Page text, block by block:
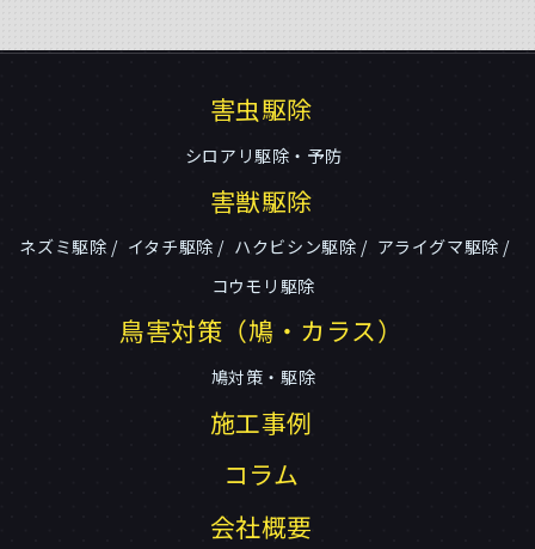
害虫駆除
シロアリ駆除・予防
害獣駆除
ネズミ駆除 イタチ駆除 ハクビシン駆除
アライグマ駆除
コウモリ駆除
鳥害対策（鳩・カラス）
鳩対策・駆除
施工事例
コラム
会社概要